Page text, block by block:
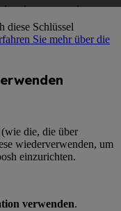
diese Schlüssel
Sie mehr über die
die, die über
wiederverwenden, um
einzurichten.
verwenden.